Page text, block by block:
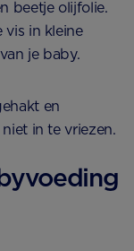
beetje olijfolie.
vis in kleine
je baby.
en
in te vriezen.